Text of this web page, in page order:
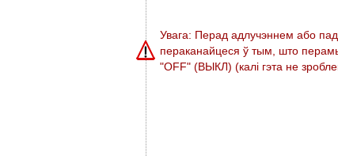
Увага: Перад адлучэннем або
пераканайцеся ў тым, што
"OFF" (ВЫКЛ) (калі гэта не